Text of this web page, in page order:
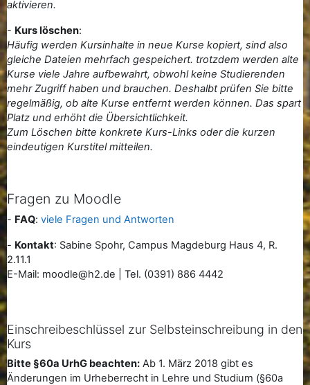
aktivieren.
- Kurs löschen:
Häufig werden Kursinhalte in neue Kurse kopiert, sind also
gleiche Dateien mehrfach gespeichert. trotzdem werden alte
Kurse viele Jahre aufbewahrt, obwohl keine Studierenden
mehr Zugriff haben und brauchen. Deshalbt prüfen Sie bitte
regelmäßig, ob alte Kurse entfernt werden können. Das spart
Platz und erhöht die Übersichtlichkeit.
Zum Löschen bitte konkrete Kurs-Links oder die kurzen
eindeutigen Kurstitel mitteilen.
Fragen zu Moodle
- FAQ: viele Fragen und Antworten
- Kontakt: Sabine Spohr, Campus Magdeburg Haus 4, R.
2.11.1
E-Mail: moodle@h2.de | Tel. (0391) 886 4442
Einschreibeschlüssel zur Selbsteinschreibung in den
Kurs
Bitte §60a UrhG beachten: Ab 1. März 2018 gibt es
Änderungen im Urheberrecht in Lehre und Studium (§60a